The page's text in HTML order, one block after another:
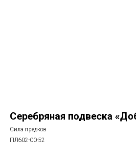
Серебряная подвеска
Сила предков
ПЛ602-00-52